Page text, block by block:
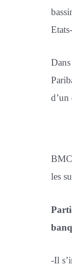
d’un
les
-Il